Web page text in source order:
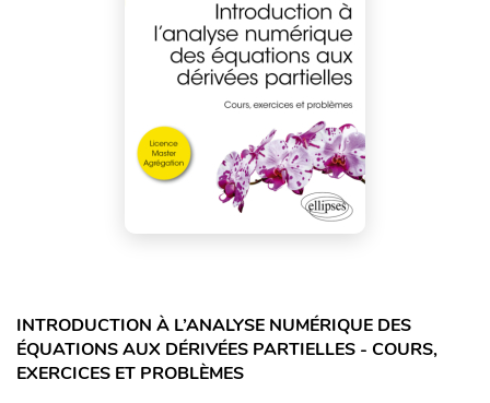
INTRODUCTION À L’ANALYSE NUMÉRIQUE DES
ÉQUATIONS AUX DÉRIVÉES PARTIELLES - COURS,
EXERCICES ET PROBLÈMES